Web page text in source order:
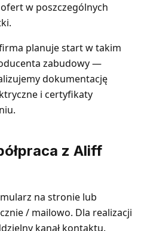
w poszczególnych
planuje start w takim
zabudowy —
dokumentację
i certyfikaty
z Aliff
na stronie lub
/ mailowo. Dla realizacji
kanał kontaktu.